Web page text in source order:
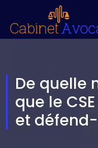
De quelle
que le
et